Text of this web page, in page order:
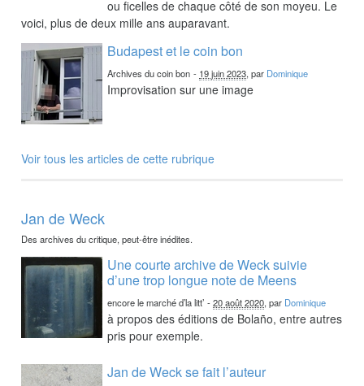
ou ficelles de chaque côté de son moyeu. Le
voici, plus de deux mille ans auparavant.
Budapest et le coin bon
Archives du coin bon - 19 juin 2023, par Dominique
Improvisation sur une image
Voir tous les articles de cette rubrique
Jan de Weck
Des archives du critique, peut-être inédites.
Une courte archive de Weck suivie
d’une trop longue note de Meens
encore le marché d’la litt’ -20 août 2020, par Dominique
à propos des éditions de Bolaño, entre autres
pris pour exemple.
Jan de Weck se fait l’auteur